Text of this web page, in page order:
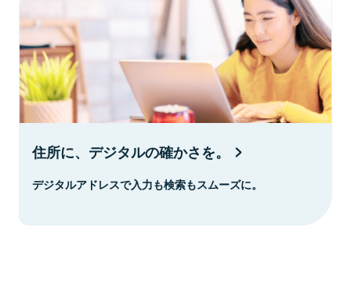
住所に、デジタルの確かさを。
デジタルアドレスで入力も検索もスムーズに。